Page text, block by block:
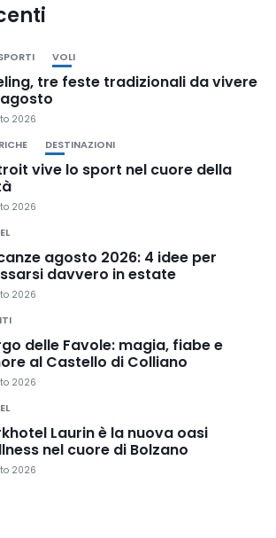
VOLI
tre feste tradizionali da vivere
2026
DESTINAZIONI
vive lo sport nel cuore della
2026
agosto 2026: 4 idee per
davvero in estate
2026
delle Favole: magia, fiabe e
al Castello di Colliano
2026
Laurin è la nuova oasi
nel cuore di Bolzano
2026